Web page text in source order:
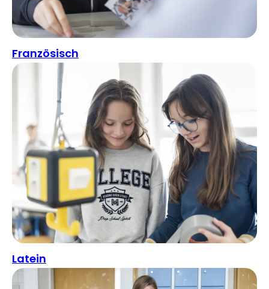
Französisch
Latein